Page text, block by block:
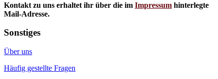
Kontakt zu uns erhaltet ihr über die im Impressum hinterlegte
Mail-Adresse.
Sonstiges
Über uns
Häufig gestellte Fragen